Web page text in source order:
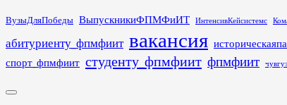
Перейти
содержимому
ВузыДляПобеды ВыпускникиФПМФиИТ ИнтенсивКейсистемс
абитуриенту_фпмфиит вакансия
спорт_фпмфиит студенту_фпмфиит фпмфиит
Основное